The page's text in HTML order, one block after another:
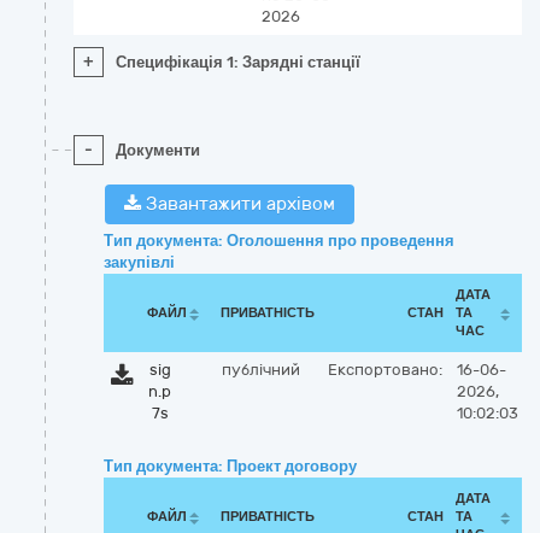
2026
+ Специфікація 1: Зарядні станції
- Документи
Завантажити архівом
Тип документа: Оголошення про проведення
закупівлі
ФАЙЛ ПРИВАТНІСТЬ СТАН
ДАТА
ТА
ЧАС
sig
n.p
7s
публічний Експортовано:
16-06-
2026,
10:02:03
Тип документа: Проект договору
ФАЙЛ ПРИВАТНІСТЬ СТАН
ДАТА
ТА